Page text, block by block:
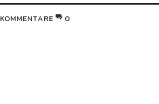
KOMMENTARE 0